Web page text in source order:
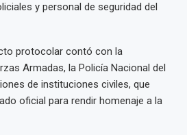
y personal de seguridad del
protocolar contó con la
Armadas, la Policía Nacional del
de instituciones civiles, que
oficial para rendir homenaje a la